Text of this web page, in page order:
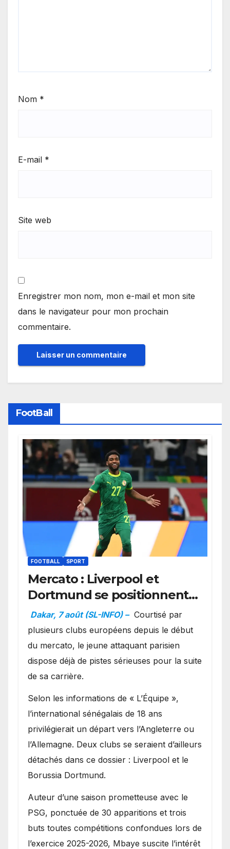
Nom *
E-mail *
Site web
Enregistrer mon nom, mon e-mail et mon site
dans le navigateur pour mon prochain
commentaire.
FootBall
FOOTBALL SPORT
Mercato : Liverpool et
Dortmund se positionnent
en favoris pour recruter
Ibrahim Mbaye
Dakar, 7 août (SL-INFO) – Courtisé par
plusieurs clubs européens depuis le début
du mercato, le jeune attaquant parisien
dispose déjà de pistes sérieuses pour la suite
de sa carrière.
Selon les informations de « L’Équipe »,
l’international sénégalais de 18 ans
privilégierait un départ vers l’Angleterre ou
l’Allemagne. Deux clubs se seraient d’ailleurs
détachés dans ce dossier : Liverpool et le
Borussia Dortmund.
Auteur d’une saison prometteuse avec le
PSG, ponctuée de 30 apparitions et trois
buts toutes compétitions confondues lors de
l’exercice 2025-2026, Mbaye suscite l’intérêt